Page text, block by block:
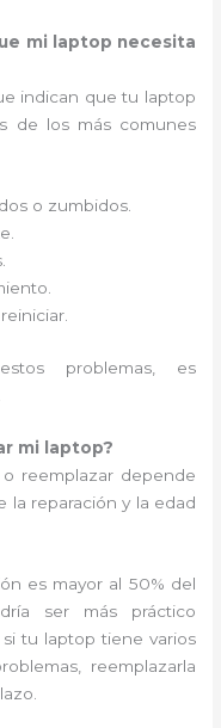
mi laptop necesita
indican que tu laptop
de los más comunes
o zumbidos.
problemas, es
mi laptop?
reemplazar depende
la reparación y la edad
es mayor al 50% del
ser más práctico
tu laptop tiene varios
reemplazarla